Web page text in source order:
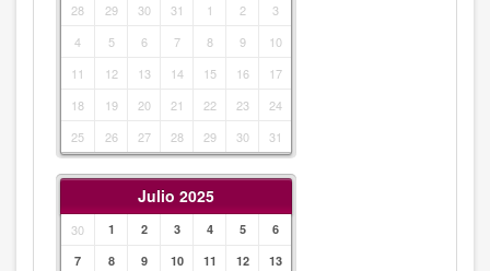
28 29 30 31 1 2
3
4
5 6 7 8 9
10
11
12 13 14 15 16
17
18
19 20 21 22 23
24
25
26 27 28 29 30 31
Julio 2025
30 1 2 3 4 5
6
7
8 9 10 11 12
13